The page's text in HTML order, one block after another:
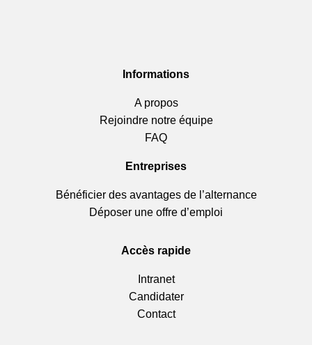
Informations
A propos
Rejoindre notre équipe
FAQ
Entreprises
Bénéficier des avantages de l’alternance
Déposer une offre d’emploi
Accès rapide
Intranet
Candidater
Contact